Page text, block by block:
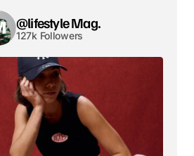
@lifestyle Mag.
127k Followers